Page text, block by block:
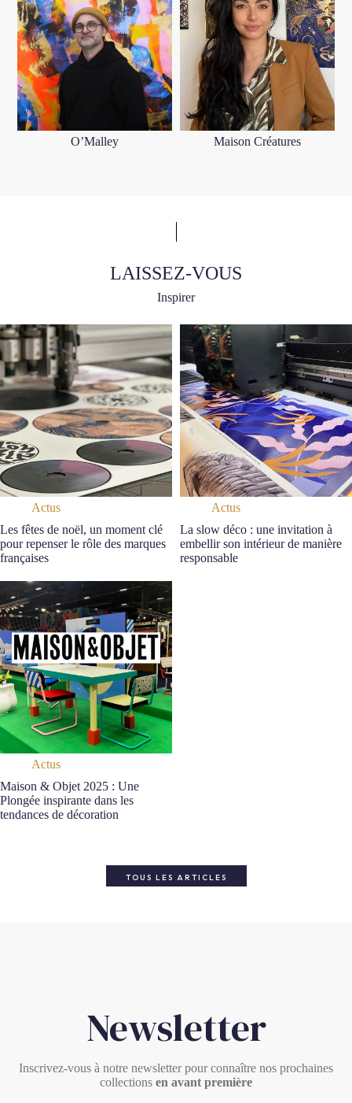
O’Malley Maison Créatures
LAISSEZ-VOUS
Inspirer
Actus
Les fêtes de noël, un moment clé
pour repenser le rôle des marques
françaises
Actus
La slow déco : une invitation à
embellir son intérieur de manière
responsable
Actus
Maison & Objet 2025 : Une
Plongée inspirante dans les
tendances de décoration
TOUS LES ARTICLES
Newsletter
Inscrivez-vous à notre newsletter pour connaître nos prochaines
collections en avant première